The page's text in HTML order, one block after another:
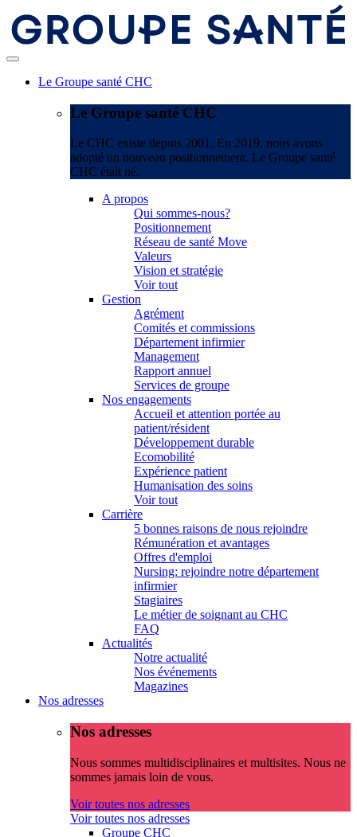
Le Groupe santé CHC
Le Groupe santé CHC
Le CHC existe depuis 2001. En 2019, nous avons
adopté un nouveau positionnement. Le Groupe santé
CHC était né.
A propos
Qui sommes-nous?
Positionnement
Réseau de santé Move
Valeurs
Vision et stratégie
Voir tout
Gestion
Agrément
Comités et commissions
Département infirmier
Management
Rapport annuel
Services de groupe
Nos engagements
Accueil et attention portée au
patient/résident
Développement durable
Ecomobilité
Expérience patient
Humanisation des soins
Voir tout
Carrière
5 bonnes raisons de nous rejoindre
Rémunération et avantages
Offres d'emploi
Nursing: rejoindre notre département
infirmier
Stagiaires
Le métier de soignant au CHC
FAQ
Actualités
Notre actualité
Nos événements
Magazines
Nos adresses
Nos adresses
Nous sommes multidisciplinaires et multisites. Nous ne
sommes jamais loin de vous.
Voir toutes nos adresses
Voir toutes nos adresses
Groupe CHC